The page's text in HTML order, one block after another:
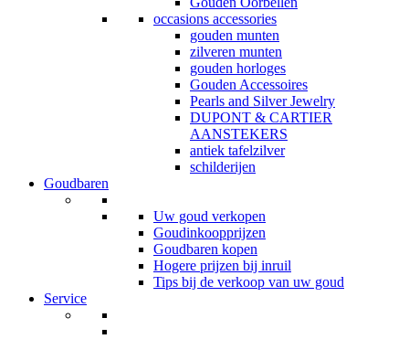
occasions accessories
gouden munten
zilveren munten
gouden horloges
Gouden Accessoires
Pearls and Silver Jewelry
DUPONT & CARTIER
AANSTEKERS
antiek tafelzilver
schilderijen
Goudbaren
Uw goud verkopen
Goudinkoopprijzen
Goudbaren kopen
Hogere prijzen bij inruil
Tips bij de verkoop van uw goud
Service